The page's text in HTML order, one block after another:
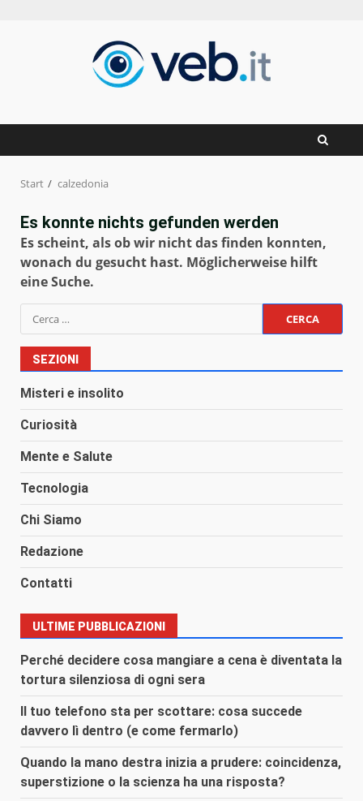
Start calzedonia
Es konnte nichts gefunden werden
Es scheint, als ob wir nicht das finden konnten,
wonach du gesucht hast. Möglicherweise hilft
eine Suche.
Ricerca
per:
SEZIONI
Misteri e insolito
Curiosità
Mente e Salute
Tecnologia
Chi Siamo
Redazione
Contatti
ULTIME PUBBLICAZIONI
Perché decidere cosa mangiare a cena è diventata la
tortura silenziosa di ogni sera
Il tuo telefono sta per scottare: cosa succede
davvero lì dentro (e come fermarlo)
Quando la mano destra inizia a prudere: coincidenza,
superstizione o la scienza ha una risposta?